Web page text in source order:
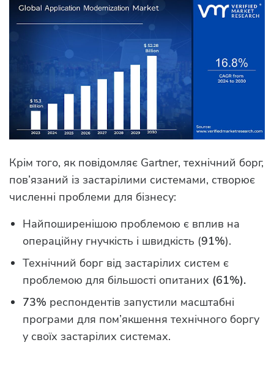
Крім того, як повідомляє Gartner, технічний борг,
пов’язаний із застарілими системами, створює
численні проблеми для бізнесу:
Найпоширенішою проблемою є вплив на
операційну гнучкість і швидкість (91%).
Технічний борг від застарілих систем є
проблемою для більшості опитаних (61%).
73% респондентів запустили масштабні
програми для пом’якшення технічного боргу
у своїх застарілих системах.